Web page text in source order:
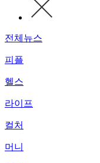
전체뉴스
피플
헬스
라이프
컬처
머니